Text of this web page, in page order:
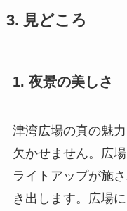
3. 見どころ
1. 夜景の美しさ
津湾広場の真の魅
欠かせません。広
ライトアップが施
き出します。広場